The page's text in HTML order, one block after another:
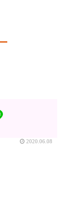
2020.06.08